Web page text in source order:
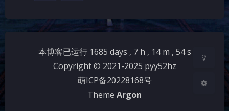
本博客已运行 1685 days , 7h , 14m , 54s
Copyright © 2021-2025 pyy52hz
萌ICP备20228168号
Theme Argon